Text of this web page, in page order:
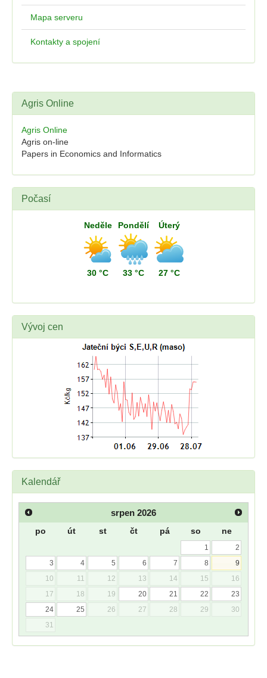
Mapa serveru
Kontakty a spojení
Agris Online
Agris Online
Agris on-line
Papers in Economics and Informatics
Počasí
Neděle
30 °C
Pondělí
33 °C
Úterý
27 °C
Vývoj cen
Kalendář
srpen 2026
po út st čt pá so ne
1
2
3
4 5 6 7 8
9
10
11 12 13 14 15
16
17
18 19 20 21 22
23
24
25 26 27 28 29
30
31